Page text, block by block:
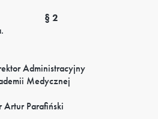
§ 2
Administracyjny
Medycznej
Artur Parafiński